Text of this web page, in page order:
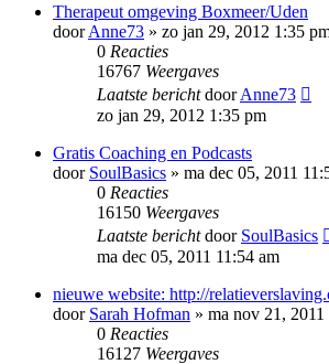
Therapeut omgeving Boxmeer/Uden
doorAnne73 » zo jan 29, 2012 1:35
0 Reacties
16767 Weergaves
Laatste berichtdoorAnne73
zo jan 29, 2012 1:35 pm
Gratis Coaching en Podcasts
door SoulBasics » ma dec 05, 2011
0 Reacties
16150 Weergaves
Laatste berichtdoor SoulBasics
ma dec 05, 2011 11:54 am
nieuwe website: http://
door Sarah Hofman » ma nov 21,
0 Reacties
16127 Weergaves